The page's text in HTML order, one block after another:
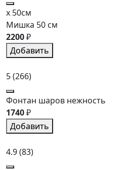
x 50см
Мишка 50 см
2200₽
Добавить
5(266)
Фонтан шаров нежность
1740₽
Добавить
4.9(83)